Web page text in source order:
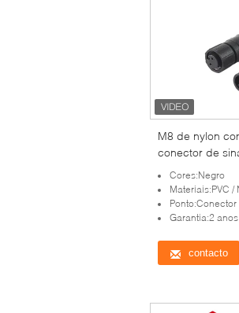
M8 de nylon
conector de
2 3 4 5 pin
Cores:Negro
Materiais:PVC /
Ponto:Conector de sensores
Garantia:2 anos
contacto